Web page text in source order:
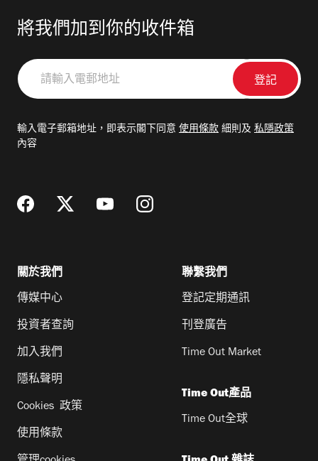
將我們加到你的收件箱
請
輸
郵
輸入電子郵箱地址，即表示閣下同意 使用條款 細則及 私隱政策
內容
關於我們
傳媒中心
投資者查詢
加入我們
隱私聲明
Cookies 政策
使用條款
聯繫我們
登記定期通訊
刊登廣告
Time Out Market
Time Out產品
Time Out全球